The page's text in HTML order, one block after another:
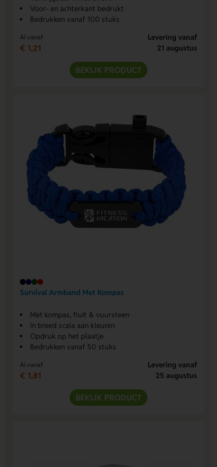
Voor- en achterkant bedrukt
Bedrukken vanaf 100 stuks
Al vanaf
€ 1,21
Levering vanaf
21 augustus
BEKIJK PRODUCT
Survival Armband Met Kompas
Met kompas, fluit & vuursteen
In breed scala aan kleuren
Opdruk op het plaatje
Bedrukken vanaf 50 stuks
Al vanaf
€ 1,81
Levering vanaf
25 augustus
BEKIJK PRODUCT